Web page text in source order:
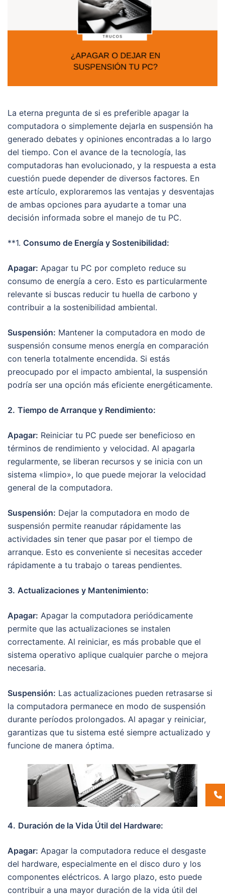
La eterna pregunta de si es preferible apagar la
computadora o simplemente dejarla en suspensión ha
generado debates y opiniones encontradas a lo largo
del tiempo. Con el avance de la tecnología, las
computadoras han evolucionado, y la respuesta a esta
cuestión puede depender de diversos factores. En
este artículo, exploraremos las ventajas y desventajas
de ambas opciones para ayudarte a tomar una
decisión informada sobre el manejo de tu PC.
**1. Consumo de Energía y Sostenibilidad:
Apagar: Apagar tu PC por completo reduce su
consumo de energía a cero. Esto es particularmente
relevante si buscas reducir tu huella de carbono y
contribuir a la sostenibilidad ambiental.
Suspensión: Mantener la computadora en modo de
suspensión consume menos energía en comparación
con tenerla totalmente encendida. Si estás
preocupado por el impacto ambiental, la suspensión
podría ser una opción más eficiente energéticamente.
2. Tiempo de Arranque y Rendimiento:
Apagar: Reiniciar tu PC puede ser beneficioso en
términos de rendimiento y velocidad. Al apagarla
regularmente, se liberan recursos y se inicia con un
sistema «limpio», lo que puede mejorar la velocidad
general de la computadora.
Suspensión: Dejar la computadora en modo de
suspensión permite reanudar rápidamente las
actividades sin tener que pasar por el tiempo de
arranque. Esto es conveniente si necesitas acceder
rápidamente a tu trabajo o tareas pendientes.
3. Actualizaciones y Mantenimiento:
Apagar: Apagar la computadora periódicamente
permite que las actualizaciones se instalen
correctamente. Al reiniciar, es más probable que el
sistema operativo aplique cualquier parche o mejora
necesaria.
Suspensión: Las actualizaciones pueden retrasarse si
la computadora permanece en modo de suspensión
durante períodos prolongados. Al apagar y reiniciar,
garantizas que tu sistema esté siempre actualizado y
funcione de manera óptima.
4. Duración de la Vida Útil del Hardware:
Apagar: Apagar la computadora reduce el desgaste
del hardware, especialmente en el disco duro y los
componentes eléctricos. A largo plazo, esto puede
contribuir a una mayor duración de la vida útil del